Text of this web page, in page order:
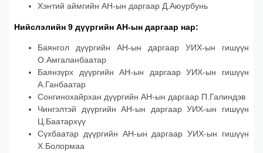
Хэнтий аймгийн АН-ын даргаар Д.Аюурбунь
Нийслэлийн 9 дүүргийн АН-ын даргаар нар:
Баянгол дүүргийн АН-ын даргаар УИХ-ын гишүүн
О.Амгаланбаатар
Баянзүрх дүүргийн АН-ын даргаар УИХ-ын гишүүн
А.Ганбаатар
Сонгинохайрхан дүүргийн АН-ын даргаар П.Галиндэв
Чингэлтэй дүүргийн АН-ын даргаар УИХ-ын гишүүн
Ц.Баатархүү
Сүхбаатар дүүргийн АН-ын даргаар УИХ-ын гишүүн
Х.Болормаа